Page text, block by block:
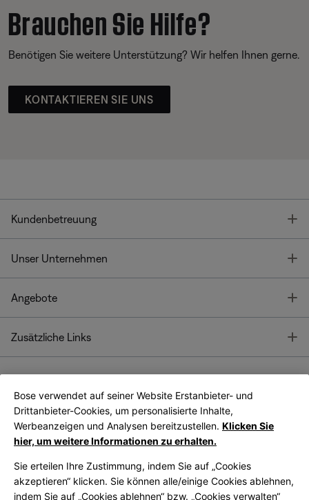
Brauchen Sie Hilfe?
Benötigen Sie weitere Unterstützung? Wir helfen Ihnen gerne.
KONTAKTIEREN SIE UNS
Kundenbetreuung
Unser Unternehmen
Angebote
Zusätzliche Links
Bose App
Bose Connect
App
Bose verwendet auf seiner Website Erstanbieter- und
Drittanbieter-Cookies, um personalisierte Inhalte,
Werbeanzeigen und Analysen bereitzustellen. Klicken Sie
hier, um weitere Informationen zu erhalten.
Sie erteilen Ihre Zustimmung, indem Sie auf „Cookies
akzeptieren“ klicken. Sie können alle/einige Cookies ablehnen,
indem Sie auf „Cookies ablehnen“ bzw. „Cookies verwalten“